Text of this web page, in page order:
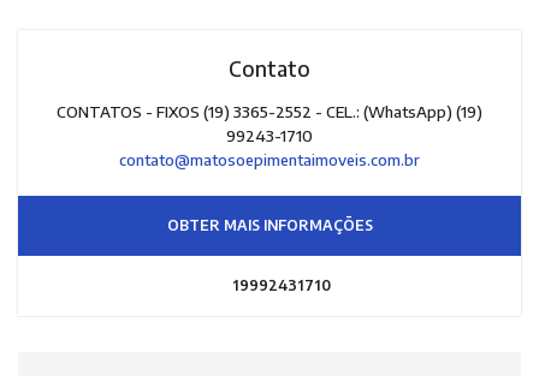
Contato
CONTATOS - FIXOS (19) 3365-2552 - CEL.: (WhatsApp) (19)
99243-1710
contato@matosoepimentaimoveis.com.br
OBTER MAIS INFORMAÇÕES
19992431710